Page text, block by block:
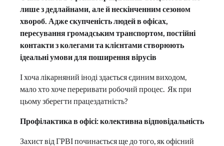
лише з дедлайнами, але й нескінченним сезоном
хвороб. Адже скупченість людей в офісах,
пересування громадським транспортом, постійні
контакти з колегами та клієнтами створюють
ідеальні умови для поширення вірусів
І хоча лікарняний іноді здається єдиним виходом,
мало хто хоче переривати робочий процес. Як при
цьому зберегти працездатність?
Профілактика в офісі: колективна відповідальність
Захист від ГРВІ починається ще до того, як офісний